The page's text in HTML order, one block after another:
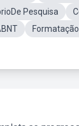
Pesquisa